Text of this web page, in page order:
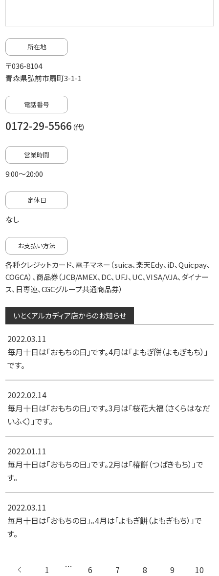
所在地
〒036-8104
青森県弘前市扇町3-1-1
電話番号
0172-29-5566 （代）
営業時間
9:00～20:00
定休日
なし
お支払い方法
各種クレジットカード、電子マネー（suica、楽天Edy、iD、Quicpay、
COGCA）、商品券（JCB/AMEX、DC、UFJ、UC、VISA/VJA、ダイナー
ス、日専連、CGCグループ共通商品券）
いとくアルカディア店からのお知らせ
2022.03.11
毎月十日は「おもちの日」です。4月は「よもぎ餅（よもぎもち）」
です。
2022.02.14
毎月十日は「おもちの日」です。3月は「桜花大福（さくらはなだ
いふく）」です。
2022.01.11
毎月十日は「おもちの日」です。2月は「椿餅（つばきもち）」で
す。
2022.03.11
毎月十日は「おもちの日」。4月は「よもぎ餅（よもぎもち）」で
す。
← 前へ
1 … 6 7 8 9
10